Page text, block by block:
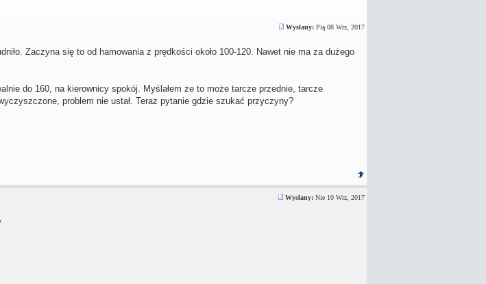
Wysłany:Pią 08 Wrz, 2017
Zaczyna się to od hamowania z prędkości około 100-120. Nawet nie ma za dużego
do 160, na kierownicy spokój. Myślałem że to może tarcze przednie, tarcze
problem nie ustał. Teraz pytanie gdzie szukać przyczyny?
Wysłany:Nie 10 Wrz, 2017